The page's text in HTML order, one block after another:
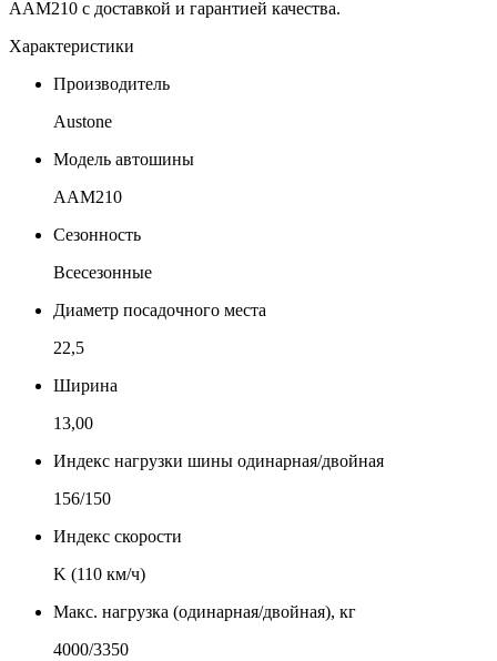
AAM210 с доставкой и гарантией качества.
Характеристики
Производитель
Austone
Модель автошины
AAM210
Сезонность
Всесезонные
Диаметр посадочного места
22,5
Ширина
13,00
Индекс нагрузки шины одинарная/двойная
156/150
Индекс скорости
K (110 км/ч)
Макс. нагрузка (одинарная/двойная), кг
4000/3350